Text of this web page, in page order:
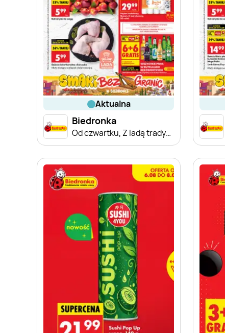
aktualna
Biedronka
Od czwartku, Z ladą tradycyjną